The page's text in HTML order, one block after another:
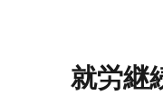
就労継